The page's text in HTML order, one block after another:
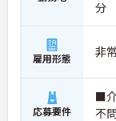
分
雇用形態 非
応募要件
■
不